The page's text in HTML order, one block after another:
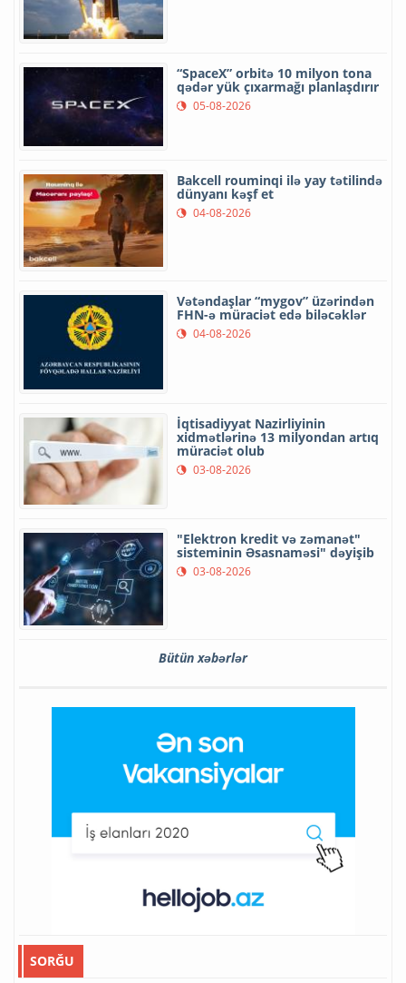
“SpaceX” orbitə 10 milyon tona
qədər yük çıxarmağı planlaşdırır
05-08-2026
Bakcell rouminqi ilə yay tətilində
dünyanı kəşf et
04-08-2026
Vətəndaşlar “mygov” üzərindən
FHN-ə müraciət edə biləcəklər
04-08-2026
İqtisadiyyat Nazirliyinin
xidmətlərinə 13 milyondan artıq
müraciət olub
03-08-2026
"Elektron kredit və zəmanət"
sisteminin Əsasnaməsi" dəyişib
03-08-2026
Bütün xəbərlər
SORĞU